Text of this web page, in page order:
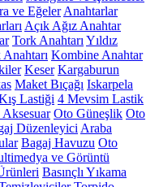
ve Eğeler Anahtarlar
Açık Ağız Anahtar
Tork Anahtarı Yıldız
Kombine Anahtar
Keser Kargaburun
Maket Bıçağı Iskarpela
Lastiği 4 Mevsim Lastik
Oto Güneşlik Oto
Düzenleyici Araba
Bagaj Havuzu Oto
ve Görüntü
Basınçlı Yıkama